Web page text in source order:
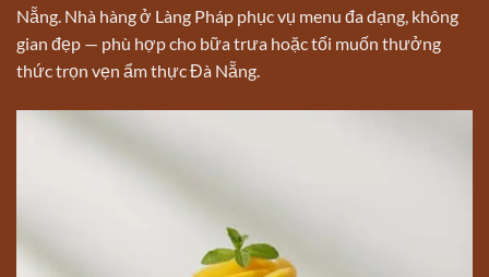
Nẵng. Nhà hàng ở Làng Pháp phục vụ menu đa dạng, không
gian đẹp — phù hợp cho bữa trưa hoặc tối muốn thưởng
thức trọn vẹn ẩm thực Đà Nẵng.